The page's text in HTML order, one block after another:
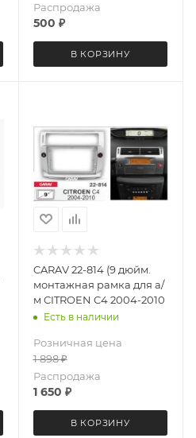
Распродажа
500 ₽
В КОРЗИНУ
CARAV 22-814 (9 дюйм.
монтажная рамка для а/
м CITROEN C4 2004-2010
Есть в наличии
Розничная цена
1 898₽
Распродажа
1 650 ₽
В КОРЗИНУ